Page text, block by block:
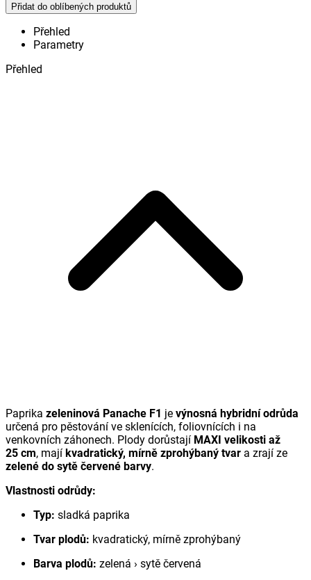
Přidat do oblíbených produktů
Přehled
Parametry
Přehled
Paprika zeleninová Panache F1 je výnosná hybridní odrůda
určená pro pěstování ve sklenících, foliovnících i na
venkovních záhonech. Plody dorůstají MAXI velikosti až
25 cm, mají kvadratický, mírně zprohýbaný tvar a zrají ze
zelené do sytě červené barvy.
Vlastnosti odrůdy:
Typ: sladká paprika
Tvar plodů: kvadratický, mírně zprohýbaný
Barva plodů: zelená › sytě červená